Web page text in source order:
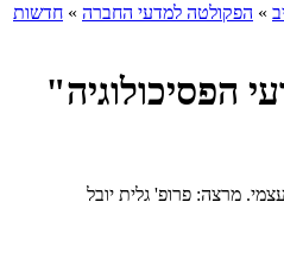
» הפקולטה למדעי החברה » חדשות
הפסיכולוגיה"
מרצה: פרופ' גלית יובל